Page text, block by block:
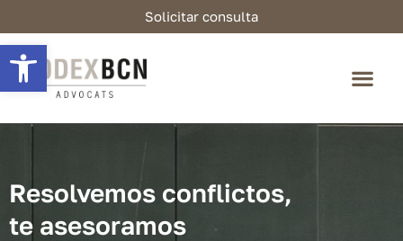
Abrir barra de herramientas
Solicitar consulta
Resolvemos conflictos,
te asesoramos